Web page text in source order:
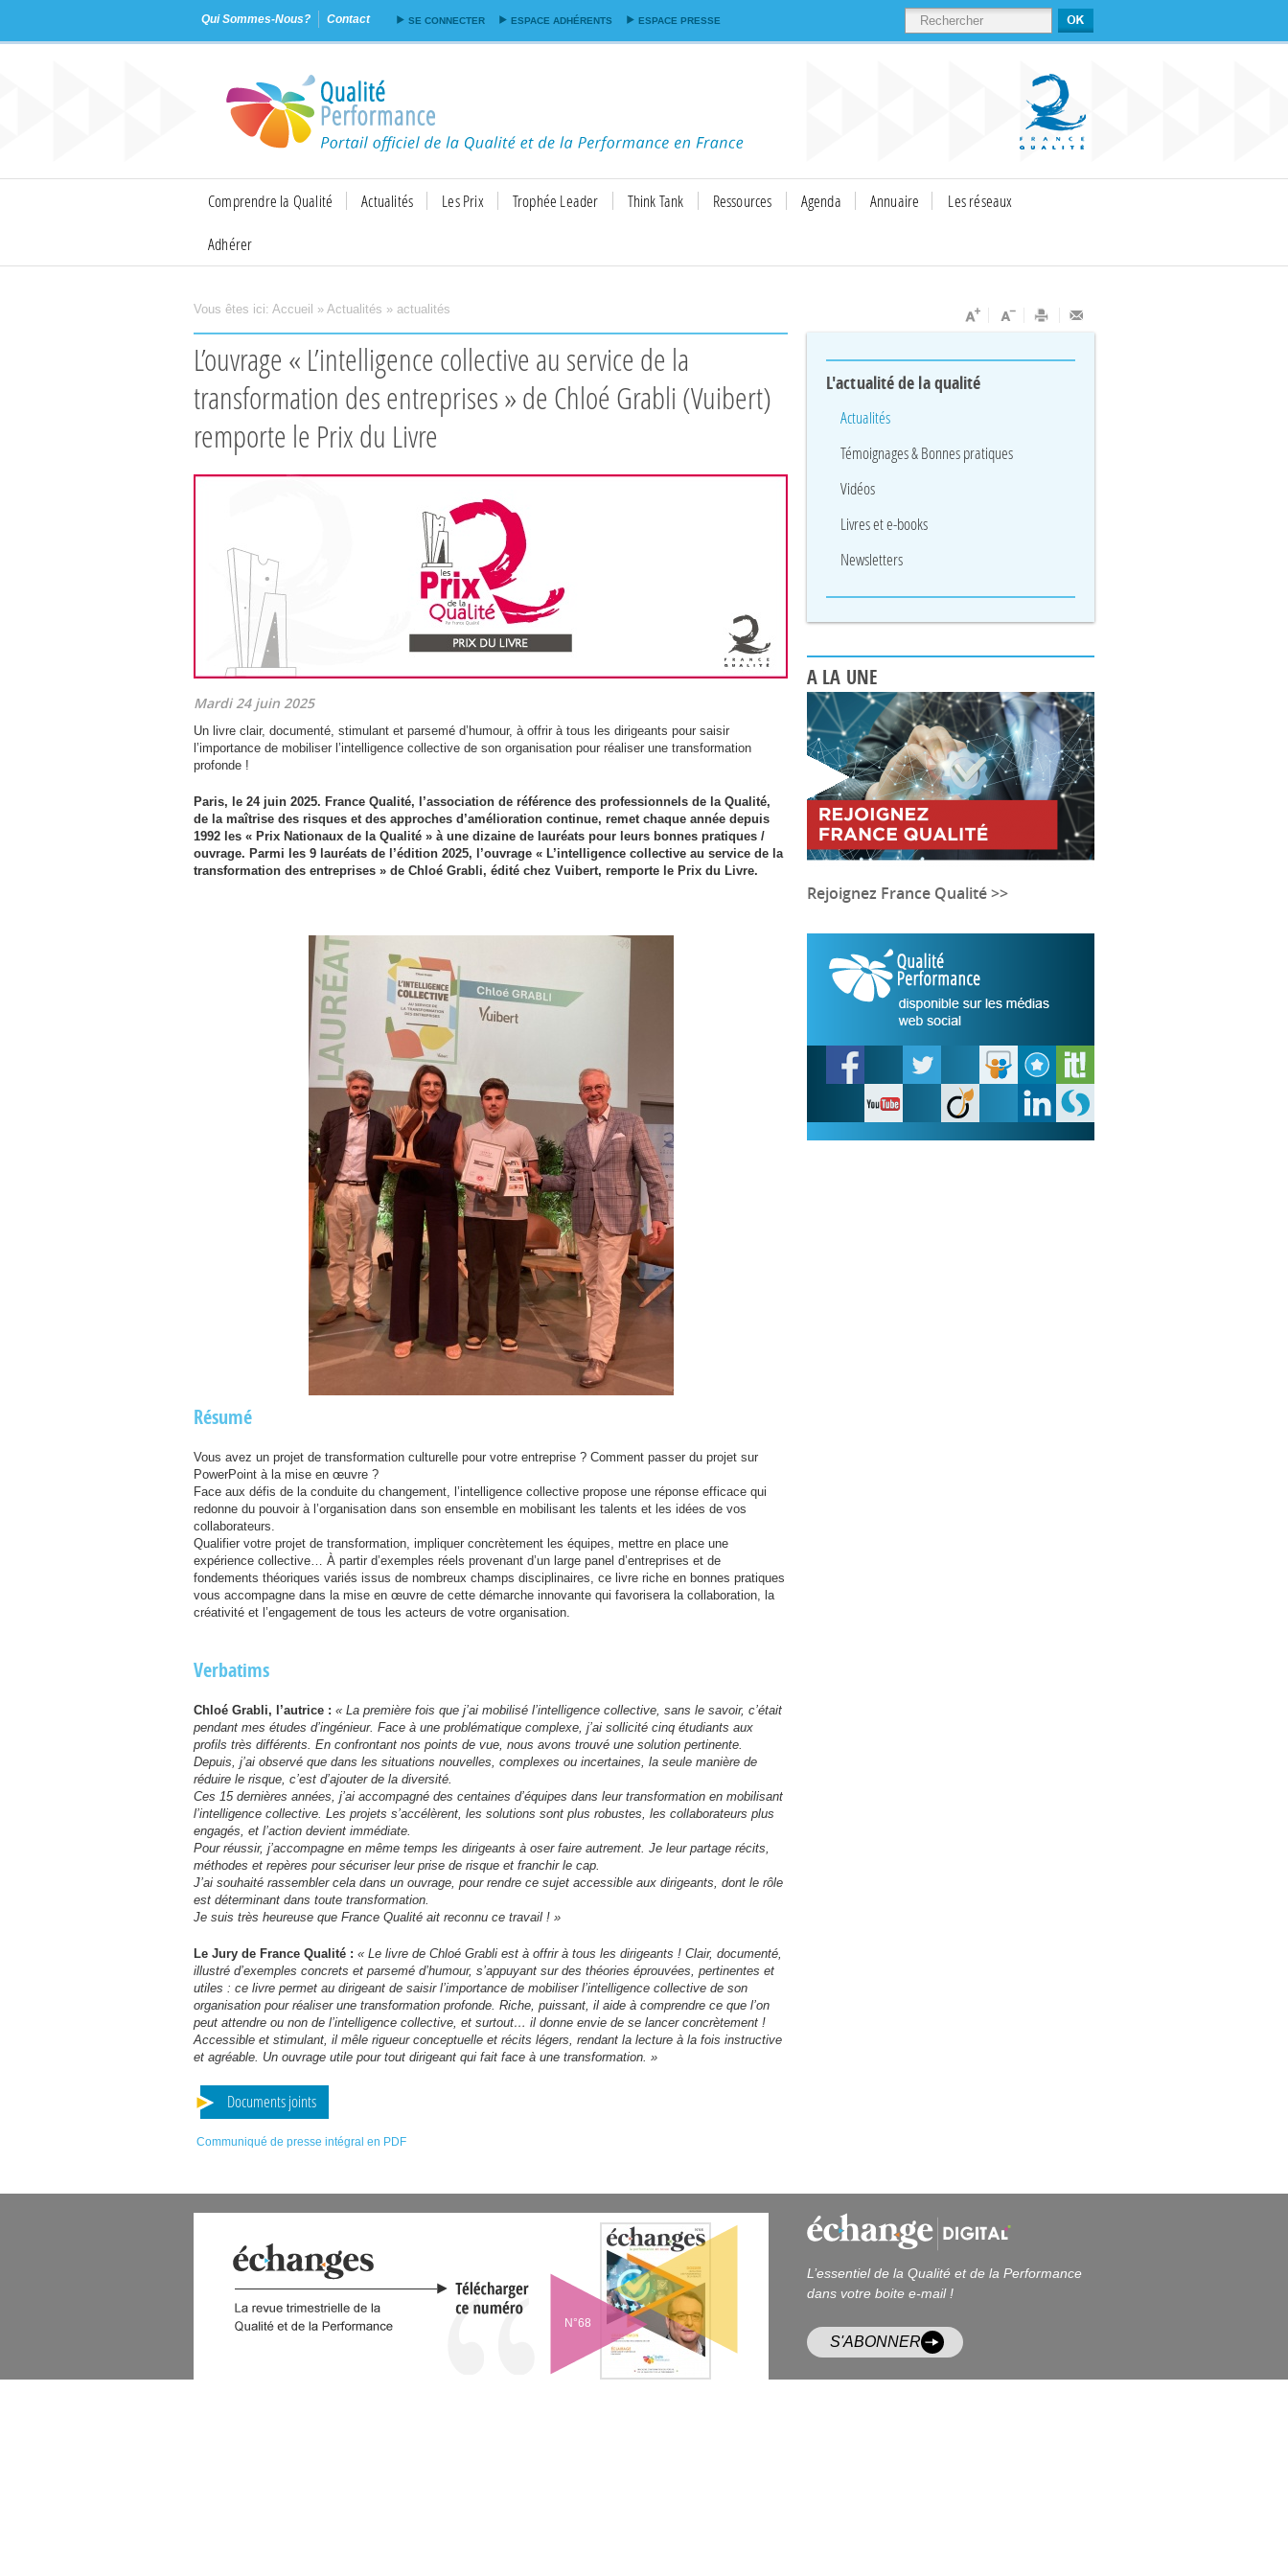
contenu
principal
Qui Sommes-Nous? Contact SE CONNECTER ESPACE ADHÉRENTS ESPACE PRESSE RECHERCHER
Comprendre la Qualité Actualités Les Prix Trophée Leader Think Tank Ressources Agenda Annuaire
Les réseaux
Adhérer
Vous êtes ici: Accueil » Actualités » actualités
L’ouvrage « L’intelligence collective au service de la
transformation des entreprises » de Chloé Grabli (Vuibert)
remporte le Prix du Livre
Mardi 24 juin 2025
Un livre clair, documenté, stimulant et parsemé d’humour, à offrir à tous les dirigeants pour saisir
l’importance de mobiliser l’intelligence collective de son organisation pour réaliser une transformation
profonde !
Paris, le 24 juin 2025. France Qualité, l’association de référence des professionnels de la Qualité,
de la maîtrise des risques et des approches d’amélioration continue, remet chaque année depuis
1992 les « Prix Nationaux de la Qualité » à une dizaine de lauréats pour leurs bonnes pratiques /
ouvrage. Parmi les 9 lauréats de l’édition 2025, l’ouvrage « L’intelligence collective au service de la
transformation des entreprises » de Chloé Grabli, édité chez Vuibert, remporte le Prix du Livre.
Résumé
Vous avez un projet de transformation culturelle pour votre entreprise ? Comment passer du projet sur
PowerPoint à la mise en œuvre ?
Face aux défis de la conduite du changement, l’intelligence collective propose une réponse efficace qui
redonne du pouvoir à l’organisation dans son ensemble en mobilisant les talents et les idées de vos
collaborateurs.
Qualifier votre projet de transformation, impliquer concrètement les équipes, mettre en place une
expérience collective… À partir d’exemples réels provenant d’un large panel d’entreprises et de
fondements théoriques variés issus de nombreux champs disciplinaires, ce livre riche en bonnes pratiques
vous accompagne dans la mise en œuvre de cette démarche innovante qui favorisera la collaboration, la
créativité et l’engagement de tous les acteurs de votre organisation.
Verbatims
Chloé Grabli, l’autrice : « La première fois que j’ai mobilisé l’intelligence collective, sans le savoir, c’était
pendant mes études d’ingénieur. Face à une problématique complexe, j’ai sollicité cinq étudiants aux
profils très différents. En confrontant nos points de vue, nous avons trouvé une solution pertinente.
Depuis, j’ai observé que dans les situations nouvelles, complexes ou incertaines, la seule manière de
réduire le risque, c’est d’ajouter de la diversité.
Ces 15 dernières années, j’ai accompagné des centaines d’équipes dans leur transformation en mobilisant
l’intelligence collective. Les projets s’accélèrent, les solutions sont plus robustes, les collaborateurs plus
engagés, et l’action devient immédiate.
Pour réussir, j’accompagne en même temps les dirigeants à oser faire autrement. Je leur partage récits,
méthodes et repères pour sécuriser leur prise de risque et franchir le cap.
J’ai souhaité rassembler cela dans un ouvrage, pour rendre ce sujet accessible aux dirigeants, dont le rôle
est déterminant dans toute transformation.
Je suis très heureuse que France Qualité ait reconnu ce travail ! »
Le Jury de France Qualité : « Le livre de Chloé Grabli est à offrir à tous les dirigeants ! Clair, documenté,
illustré d’exemples concrets et parsemé d’humour, s’appuyant sur des théories éprouvées, pertinentes et
utiles : ce livre permet au dirigeant de saisir l’importance de mobiliser l’intelligence collective de son
organisation pour réaliser une transformation profonde. Riche, puissant, il aide à comprendre ce que l’on
peut attendre ou non de l’intelligence collective, et surtout… il donne envie de se lancer concrètement !
Accessible et stimulant, il mêle rigueur conceptuelle et récits légers, rendant la lecture à la fois instructive
et agréable. Un ouvrage utile pour tout dirigeant qui fait face à une transformation. »
Documents joints
Communiqué de presse intégral en PDF
L'actualité de la qualité
Actualités
Témoignages & Bonnes pratiques
Vidéos
Livres et e-books
Newsletters
A LA UNE
Rejoignez France Qualité >>
N°68
L’essentiel de la Qualité et de la Performance
dans votre boite e-mail !
S'ABONNER